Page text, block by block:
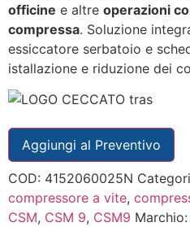
officine e altre operazioni
compressa. Soluzione
essiccatore serbatoio e
istallazione e riduzione dei
Aggiungi al Preventivo
COD: 4152060025N
compressore a vite,
CSM, CSM 9, CSM9 Marchio: